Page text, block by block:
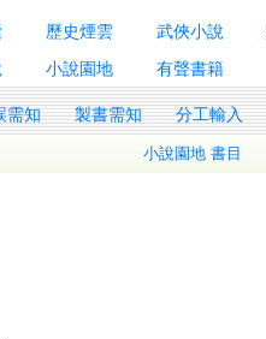
歷史煙雲 武俠小說
小說園地 有聲書籍
需知 製書需知 分工輸入
小說園地 書目